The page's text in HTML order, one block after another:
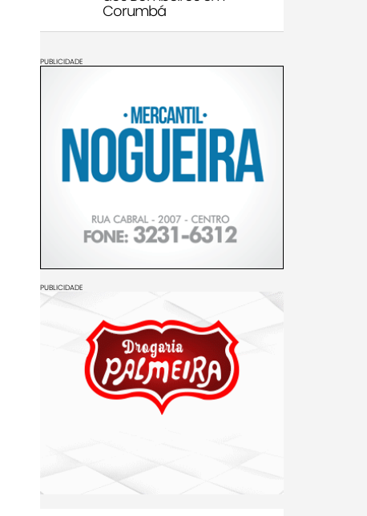
Corumbá
PUBLICIDADE
PUBLICIDADE